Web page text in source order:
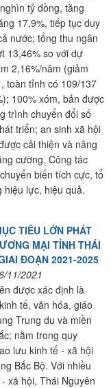
tỷ đồng, tăng
17,9%, tiếp tục duy
nước; tổng thu ngân
13,46% so với dự
2,16%/năm (giảm
toàn tỉnh có 109/137
100% xóm, bản được
trình chuyển đổi số
triển; an sinh xã hội
cải thiện và nâng
cường. Công tác
biến tích cực, tổ
hiệu lực, hiệu quả.
TIÊU LỚN PHÁT
MẠI TỈNH THÁI
ĐOẠN 2021-2025
11/2021
được xác định là
tế, văn hóa, giáo
Trung du và miền
nằm trong quy
lưu kinh tế - xã hội
Bắc Bộ. Với nhiều
xã hội, Thái Nguyên